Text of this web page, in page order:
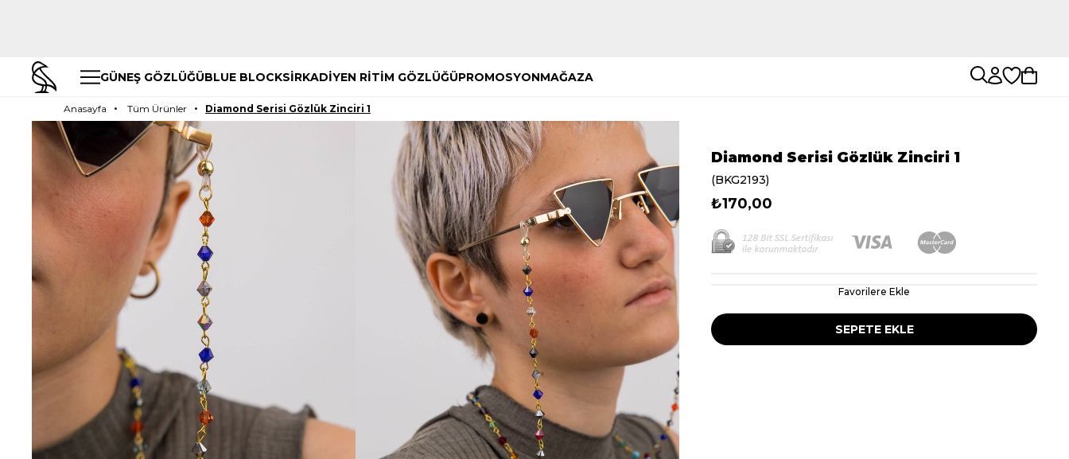
GÜNEŞ GÖZLÜĞÜBLUE BLOCKSİRKADİYEN RİTİM GÖZLÜĞÜPROMOSYONMAĞAZA
Anasayfa Tüm Ürünler Diamond Serisi Gözlük Zinciri 1
Diamond Serisi Gözlük Zinciri 1
(BKG2193)
₺170,00
Favorilere Ekle